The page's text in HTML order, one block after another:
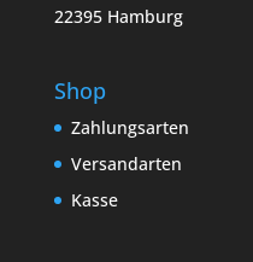
22395 Hamburg
Shop
Zahlungsarten
Versandarten
Kasse